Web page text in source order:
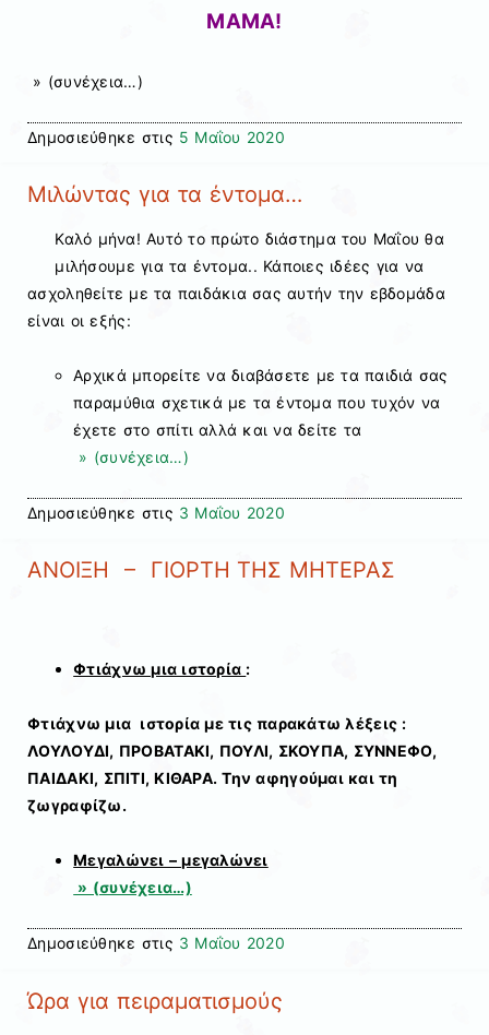
ΜΑΜΑ!
» (συνέχεια…)
Δημοσιεύθηκε στις 5 Μαΐου 2020
Μιλώντας για τα έντομα…
Καλό μήνα! Αυτό το πρώτο διάστημα του Μαΐου θα
μιλήσουμε για τα έντομα.. Κάποιες ιδέες για να
ασχοληθείτε με τα παιδάκια σας αυτήν την εβδομάδα
είναι οι εξής:
Αρχικά μπορείτε να διαβάσετε με τα παιδιά σας
παραμύθια σχετικά με τα έντομα που τυχόν να
έχετε στο σπίτι αλλά και να δείτε τα
» (συνέχεια…)
Δημοσιεύθηκε στις 3 Μαΐου 2020
ΑΝΟΙΞΗ – ΓΙΟΡΤΗ ΤΗΣ ΜΗΤΕΡΑΣ
Φτιάχνω μια ιστορία :
Φτιάχνω μια ιστορία με τις παρακάτω λέξεις :
ΛΟΥΛΟΥΔΙ, ΠΡΟΒΑΤΑΚΙ, ΠΟΥΛΙ, ΣΚΟΥΠΑ, ΣΥΝΝΕΦΟ,
ΠΑΙΔΑΚΙ, ΣΠΙΤΙ, ΚΙΘΑΡΑ. Την αφηγούμαι και τη
ζωγραφίζω.
Μεγαλώνει – μεγαλώνει
» (συνέχεια…)
Δημοσιεύθηκε στις 3 Μαΐου 2020
Ώρα για πειραματισμούς